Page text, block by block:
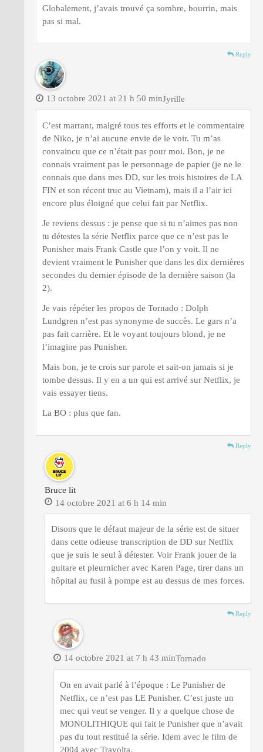
Globalement, j’avais trouvé ça sombre, bourrin, mais
pas si mal.
Reply
Jyrille
13 octobre 2021 at 21 h 50 min
C’est marrant, malgré tous tes efforts et le commentaire
de Niko, je n’ai aucune envie de le voir. Tu m’as
convaincu que ce n’était pas pour moi. Bon, je ne
connais vraiment pas le personnage de papier (je ne le
connais que dans mes DD, sur les trois histoires de LA
FIN et son récent truc au Vietnam), mais il a l’air ici
encore plus éloigné que celui fait par Netflix.
Je reviens dessus : je pense que si tu n’aimes pas non
tu détestes la série Netflix parce que ce n’est pas le
Punisher mais Frank Castle que l’on y voit. Il ne
devient vraiment le Punisher que dans les dix dernières
secondes du dernier épisode de la dernière saison (la
2).
Je vais répéter les propos de Tornado : Dolph
Lundgren n’est pas synonyme de succès. Le gars n’a
pas fait carrière. Et le voyant toujours blond, je ne
l’imagine pas Punisher.
Mais bon, je te crois sur parole et sait-on jamais si je
tombe dessus. Il y en a un qui est arrivé sur Netflix, je
vais essayer tiens.
La BO : plus que fan.
Reply
Bruce lit
14 octobre 2021 at 6 h 14 min
Disons que le défaut majeur de la série est de situer
dans cette odieuse transcription de DD sur Netflix
que je suis le seul à détester. Voir Frank jouer de la
guitare et pleurnicher avec Karen Page, tirer dans un
hôpital au fusil à pompe est au dessus de mes forces.
Reply
Tornado
14 octobre 2021 at 7 h 43 min
On en avait parlé à l’époque : Le Punisher de
Netflix, ce n’est pas LE Punisher. C’est juste un
mec qui veut se venger. Il y a quelque chose de
MONOLITHIQUE qui fait le Punisher que n’avait
pas du tout restitué la série. Idem avec le film de
2004 avec Travolta.